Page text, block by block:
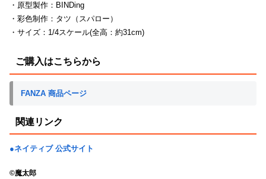
・原型製作：BINDing
・彩色制作：タツ（スパロー）
・サイズ：1/4スケール(全高：約31cm)
ご購入はこちらから
FANZA 商品ページ
関連リンク
●ネイティブ 公式サイト
©魔太郎